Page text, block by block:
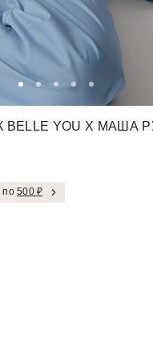
BELLE YOU Х МАША
по500 ₽